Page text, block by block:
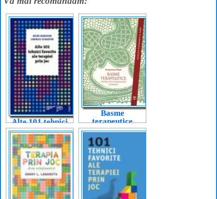
Alte 101 tehnici
favorite ale
terapiei prin joc
Basme
terapeutice
pentru copii,
adolescenți și
părinți